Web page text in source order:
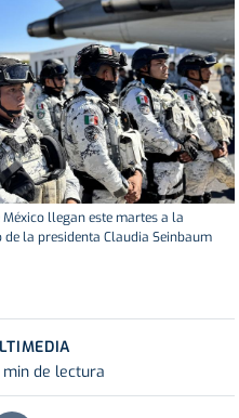
llegan este martes a la
la presidenta Claudia Seinbaum
min de lectura